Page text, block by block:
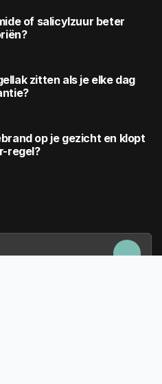
of salicylzuur beter
zitten als je elke dag
op je gezicht en klopt
regel?